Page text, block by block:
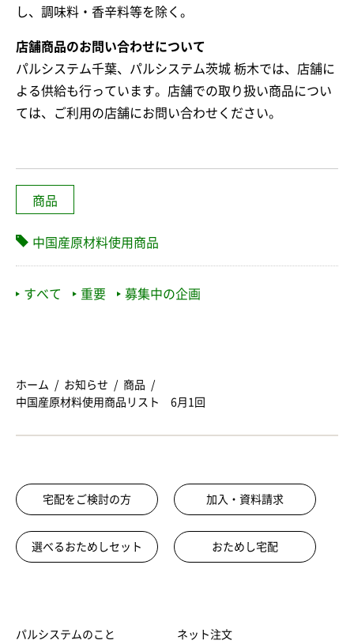
し、調味料・香辛料等を除く。
店舗商品のお問い合わせについて
パルシステム千葉、パルシステム茨城 栃木では、店舗に
よる供給も行っています。店舗での取り扱い商品につい
ては、ご利用の店舗にお問い合わせください。
商品
中国産原材料使用商品
すべて 重要 募集中の企画
ホーム お知らせ
商品
中国産原材料使用商品リスト 6月1回
宅配をご検討の方 加入・資料請求
選べるおためしセット おためし宅配
パルシステムのこと ネット注文